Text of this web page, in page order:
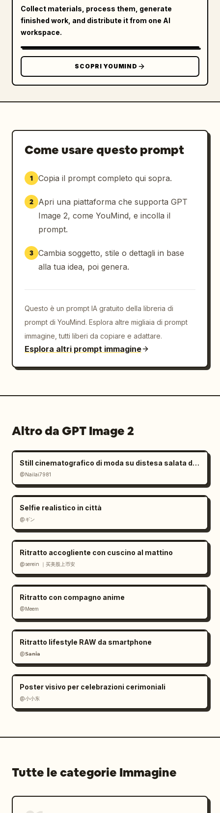
Collect materials, process them, generate
finished work, and distribute it from one AI
workspace.
SCOPRI YOUMIND
Come usare questo prompt
1 Copia il prompt completo qui sopra.
2
Apri una piattaforma che supporta GPT
Image 2, come YouMind, e incolla il
prompt.
3 Cambia soggetto, stile o dettagli in base
alla tua idea, poi genera.
Questo è un prompt IA gratuito della libreria di
prompt di YouMind. Esplora altre migliaia di prompt
immagine, tutti liberi da copiare e adattare.
Esplora altri prompt immagine
Altro da GPT Image 2
Still cinematografico di moda su distesa salata dall'atmosfera malinconica
@Nailai7981
Selfie realistico in città
@ギン
Ritratto accogliente con cuscino al mattino
@serein ｜买美股上币安
Ritratto con compagno anime
@Meem
Ritratto lifestyle RAW da smartphone
@𝗦𝗮𝗻𝗶𝗮
Poster visivo per celebrazioni cerimoniali
@小小东
Tutte le categorie Immagine